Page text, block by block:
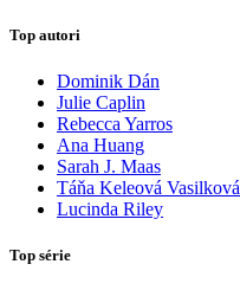
Top autori
Dominik Dán
Julie Caplin
Rebecca Yarros
Ana Huang
Sarah J. Maas
Táňa Keleová Vasilková
Lucinda Riley
Top série